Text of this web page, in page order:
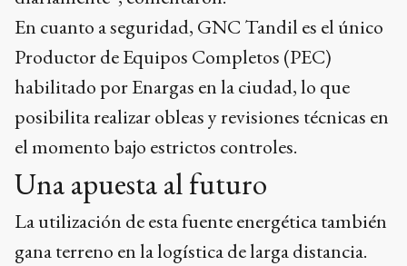
En cuanto a seguridad, GNC Tandil es el único
Productor de Equipos Completos (PEC)
habilitado por Enargas en la ciudad, lo que
posibilita realizar obleas y revisiones técnicas en
el momento bajo estrictos controles.
Una apuesta al futuro
La utilización de esta fuente energética también
gana terreno en la logística de larga distancia.